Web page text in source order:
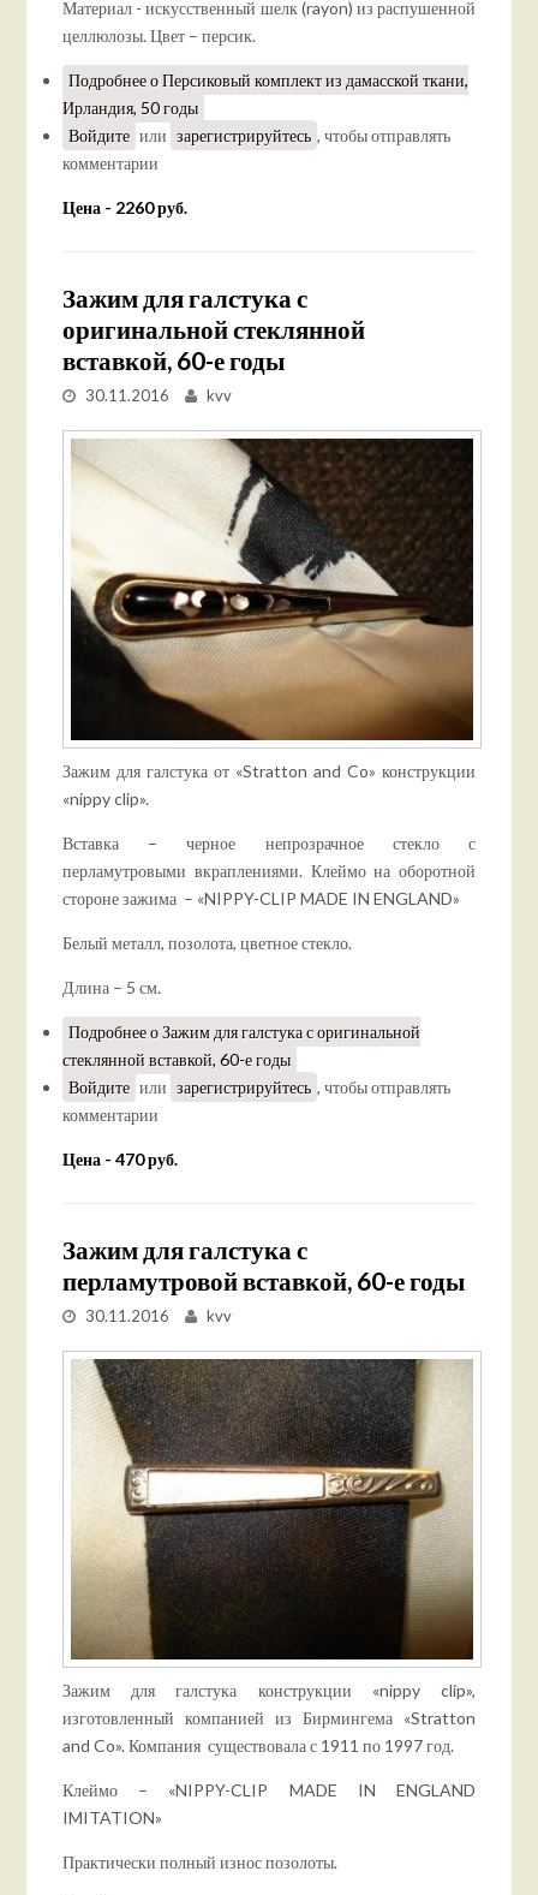
Материал - искусственный шелк (rayon) из распушенной
целлюлозы. Цвет – персик.
Подробнеео Персиковый комплект из дамасской ткани,
Ирландия, 50 годы
Войдите или зарегистрируйтесь , чтобы отправлять
комментарии
Цена - 2260 руб.
Зажим для галстука с
оригинальной стеклянной
вставкой, 60-е годы
30.11.2016 kvv
Зажим для галстука от «Stratton and Co» конструкции
«nippy clip».
Вставка – черное непрозрачное стекло с
перламутровыми вкраплениями. Клеймо на оборотной
стороне зажима – «NIPPY-CLIP MADE IN ENGLAND»
Белый металл, позолота, цветное стекло.
Длина – 5 см.
Подробнеео Зажим для галстука с оригинальной
стеклянной вставкой, 60-е годы
Войдите или зарегистрируйтесь , чтобы отправлять
комментарии
Цена - 470 руб.
Зажим для галстука с
перламутровой вставкой, 60-е годы
30.11.2016 kvv
Зажим для галстука конструкции «nippy clip»,
изготовленный компанией из Бирмингема «Stratton
and Co». Компания существовала с 1911 по 1997 год.
Клеймо – «NIPPY-CLIP MADE IN ENGLAND
IMITATION»
Практически полный износ позолоты.